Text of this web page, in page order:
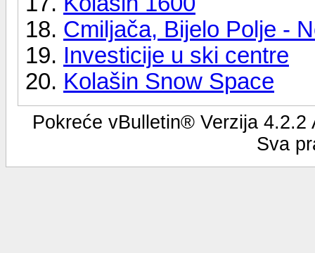
Cmiljača, Bijelo Polje -
Investicije u ski centre
Kolašin Snow Space
Pokreće vBulletin® Verzija
Sva